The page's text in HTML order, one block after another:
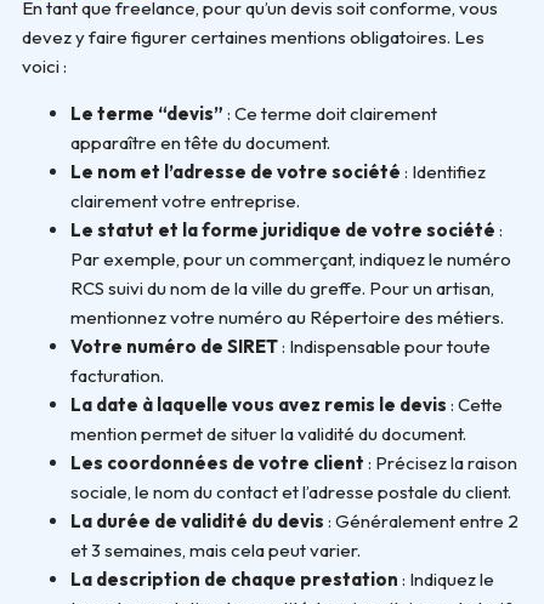
En tant que freelance, pour qu’un devis soit conforme, vous
devez y faire figurer certaines mentions obligatoires. Les
voici :
Le terme “devis” : Ce terme doit clairement
apparaître en tête du document.
Le nom et l’adresse de votre société : Identifiez
clairement votre entreprise.
Le statut et la forme juridique de votre société :
Par exemple, pour un commerçant, indiquez le numéro
RCS suivi du nom de la ville du greffe. Pour un artisan,
mentionnez votre numéro au Répertoire des métiers.
Votre numéro de SIRET: Indispensable pour toute
facturation.
La date à laquelle vous avez remis le devis : Cette
mention permet de situer la validité du document.
Les coordonnées de votre client : Précisez la raison
sociale, le nom du contact et l’adresse postale du client.
La durée de validité du devis : Généralement entre 2
et 3 semaines, mais cela peut varier.
La description de chaque prestation : Indiquez le